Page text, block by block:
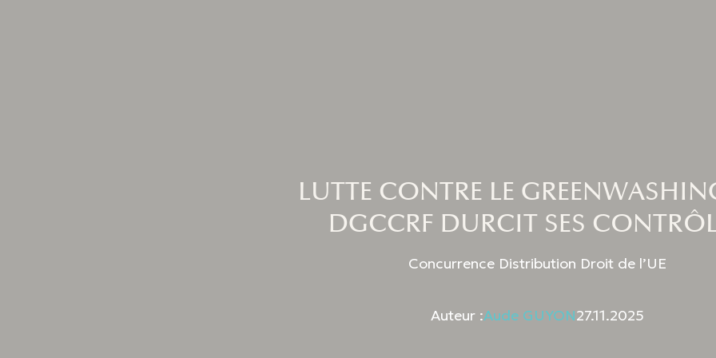
LUTTE CONTRE LE
DGCCRF DURCIT SES
Concurrence Distribution Droit de l’UE
Auteur :Aude GUYON27.11.2025